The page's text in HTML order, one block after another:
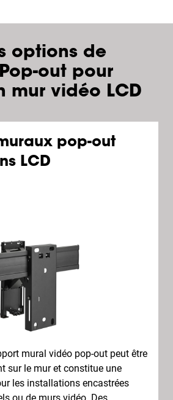
options de
out pour
mur vidéo LCD
pop-out
LCD
mural vidéo pop-out peut être
sur le mur et constitue une
les installations encastrées